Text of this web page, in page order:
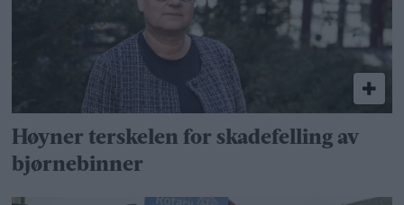
Høyner terskelen for skadefelling av
bjørnebinner